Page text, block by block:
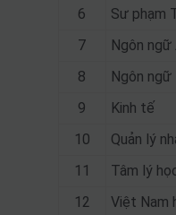
6
Sư phạm
7
Ngôn ngữ
8
Ngôn ngữ
9
Kinh tế
10
Quản lý
11
Tâm lý
12
Việt Nam